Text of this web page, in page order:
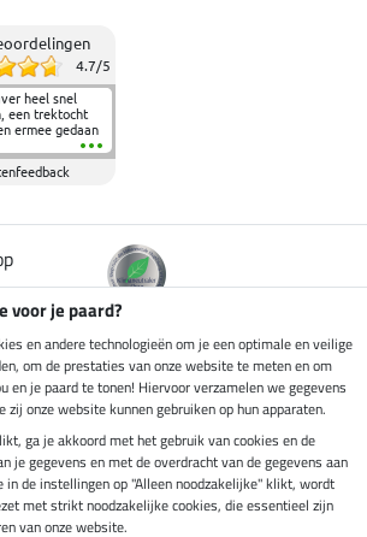
4.7/5
heel snel
een trektocht
ermee gedaan
de beproeving
doorstaan.
om op te
zadel.
Impressum
voor je paard?
en andere technologieën om je een optimale en veilige
om de prestaties van onze website te meten en om
en je paard te tonen! Hiervoor verzamelen we gegevens
zij onze website kunnen gebruiken op hun apparaten.
ga je akkoord met het gebruik van cookies en de
je gegevens en met de overdracht van de gegevens aan
in de instellingen op "Alleen noodzakelijke" klikt, wordt
met strikt noodzakelijke cookies, die essentieel zijn
van onze website.